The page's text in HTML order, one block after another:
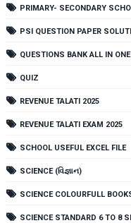
PRIMARY- SECONDARY
PSI QUESTION PAPER
QUESTIONS BANK ALL IN ONE
QUIZ
REVENUE TALATI 2025
REVENUE TALATI EXAM 2025
SCHOOL USEFUL EXCEL FILE
SCIENCE (વિજ્ઞાન)
SCIENCE COLOURFULL
SCIENCE STANDARD 6 TO 8